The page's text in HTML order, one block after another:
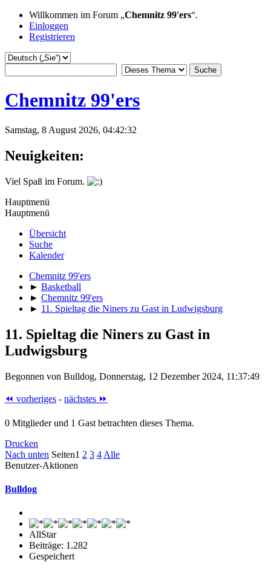
Willkommen im Forum „Chemnitz 99'ers“.
Einloggen
Registrieren
Chemnitz 99'ers
Samstag, 8 August 2026, 04:42:32
Neuigkeiten:
Viel Spaß im Forum.
Hauptmenü
Hauptmenü
Übersicht
Suche
Kalender
Chemnitz 99'ers
► Basketball
► Chemnitz 99'ers
► 11. Spieltag die Niners zu Gast in Ludwigsburg
11. Spieltag die Niners zu Gast in
Ludwigsburg
Begonnen von Bulldog, Donnerstag, 12 Dezember 2024, 11:37:49
⏪ vorheriges - nächstes ⏩
0 Mitglieder und 1 Gast betrachten dieses Thema.
Drucken
Nach unten Seiten1 2 3 4 Alle
Benutzer-Aktionen
Bulldog
AllStar
Beiträge: 1.282
Gespeichert